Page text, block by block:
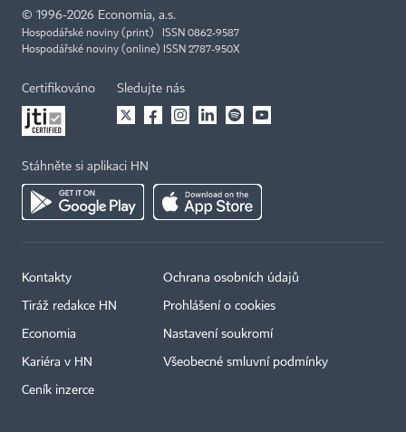
© 1996-2026 Economia, a.s.
Hospodářské noviny (print) ISSN 0862-9587
Hospodářské noviny (online) ISSN 2787-950X
Certifikováno Sledujte nás
Stáhněte si aplikaci HN
Kontakty
Tiráž redakce HN
Economia
Kariéra v HN
Ceník inzerce
Ochrana osobních údajů
Prohlášení o cookies
Nastavení soukromí
Všeobecné smluvní podmínky